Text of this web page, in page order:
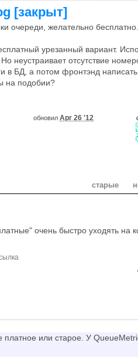
[закрыт]
очереди, желательно бесплатно.
урезанный вариант.
неустраивает отсутствие
БД, а потом фронтэнд
на подобии?
обновил Apr 26 '12
старые
очень быстро уходять на
платное или старое. У